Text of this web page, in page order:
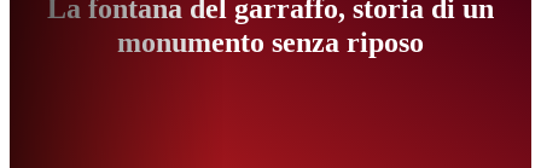
La fontana del garraffo, storia di un
monumento senza riposo